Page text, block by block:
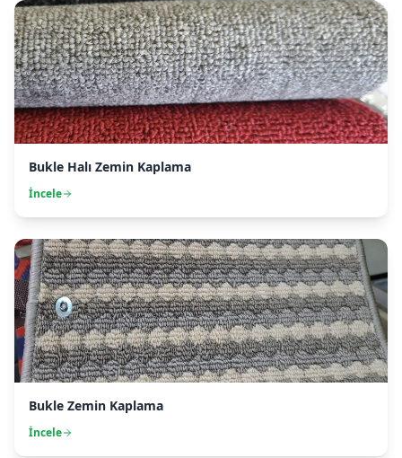
Bukle Halı Zemin Kaplama
İncele
Bukle Zemin Kaplama
İncele